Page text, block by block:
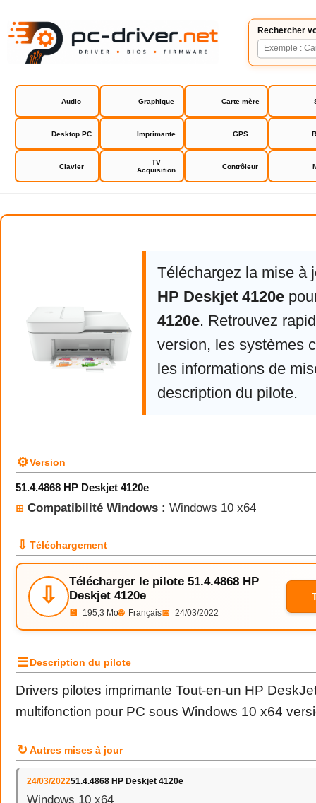
Rechercher
Audio Graphique Carte mère
Desktop PC Imprimante GPS
Clavier
TV
Acquisition
Contrôleur
HP DeskJet 4120e
Téléchargez la mise à
HP Deskjet 4120e
4120e. Retrouvez
version, les systèmes
les informations de
description du pilote.
⚙Version
51.4.4868 HP Deskjet 4120e
⊞ Compatibilité Windows : Windows 10 x64
⇩ Téléchargement
⇩
Télécharger le pilote 51.4.4868 HP
Deskjet 4120e
💾 195,3 Mo🌐 Français📅 24/03/2022
☰Description du pilote
Drivers pilotes imprimante Tout-en-un HP
multifonction pour PC sous Windows 10 x64
↻ Autres mises à jour
24/03/202251.4.4868 HP Deskjet 4120e
Windows 10 x64